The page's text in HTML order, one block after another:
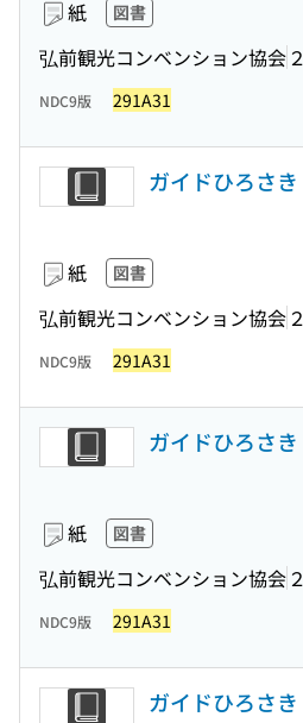
紙 図書
弘前観光コンベンション協会
NDC9版 291A31
ガイドひろさき
紙 図書
弘前観光コンベンション協会
NDC9版 291A31
ガイドひろさき
紙 図書
弘前観光コンベンション協会
NDC9版 291A31
ガイドひろさき